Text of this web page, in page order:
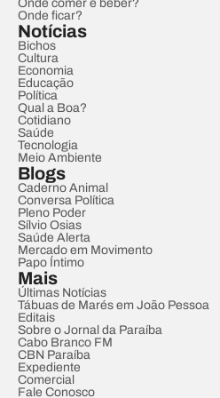
Onde comer e beber?
Onde ficar?
Notícias
Bichos
Cultura
Economia
Educação
Política
Qual a Boa?
Cotidiano
Saúde
Tecnologia
Meio Ambiente
Blogs
Caderno Animal
Conversa Política
Pleno Poder
Sílvio Osias
Saúde Alerta
Mercado em Movimento
Papo Íntimo
Mais
Últimas Notícias
Tábuas de Marés em João Pessoa
Editais
Sobre o Jornal da Paraíba
Cabo Branco FM
CBN Paraíba
Expediente
Comercial
Fale Conosco